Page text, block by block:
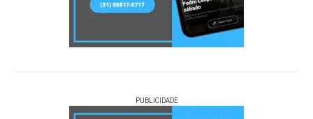
PUBLICIDADE